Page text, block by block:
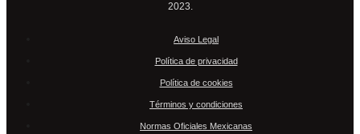
2023.
Aviso Legal
Política de privacidad
Política de cookies
Términos y condiciones
Normas Oficiales Mexicanas